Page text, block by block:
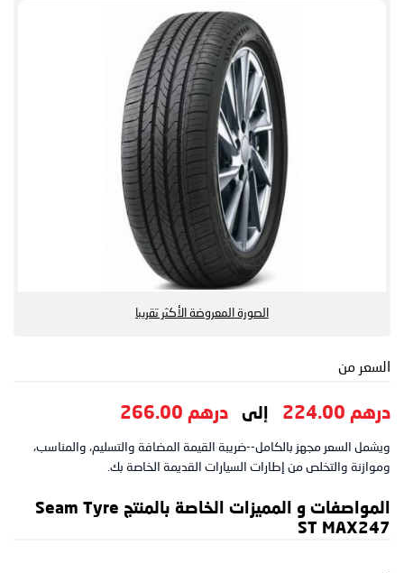
الصورة المعروضة الأكثر تقريبا
السعر من
درهم 224.00 إلى درهم 266.00
ويشمل السعر مجهز بالكامل--ضريبة القيمة المضافة والتسليم، والمناسب،
وموازنة والتخلص من إطارات السيارات القديمة الخاصة بك.
المواصفات و المميزات الخاصة بالمنتج Seam Tyre
ST MAX247